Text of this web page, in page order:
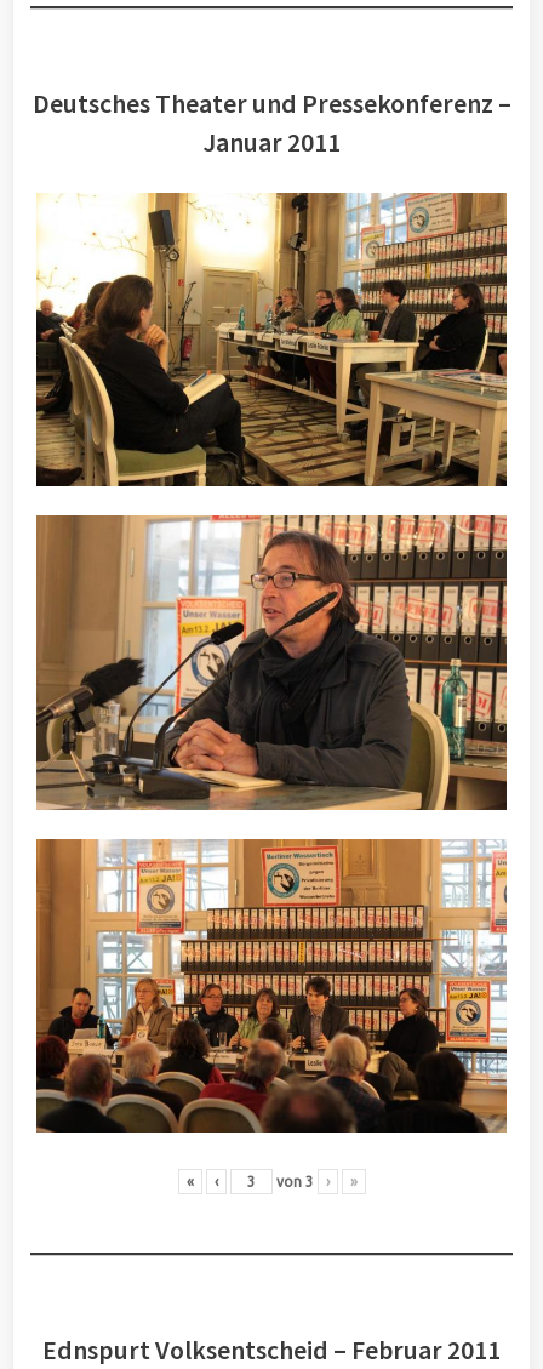
Deutsches Theater und Pressekonferenz –
Januar 2011
« ‹ von 3 › »
Ednspurt Volksentscheid – Februar 2011